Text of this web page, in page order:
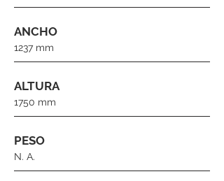
ANCHO
1237 mm
ALTURA
1750 mm
PESO
N. A.